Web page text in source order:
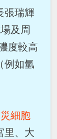
張瑞輝
及周
度較高
例如氫
細胞
里、大